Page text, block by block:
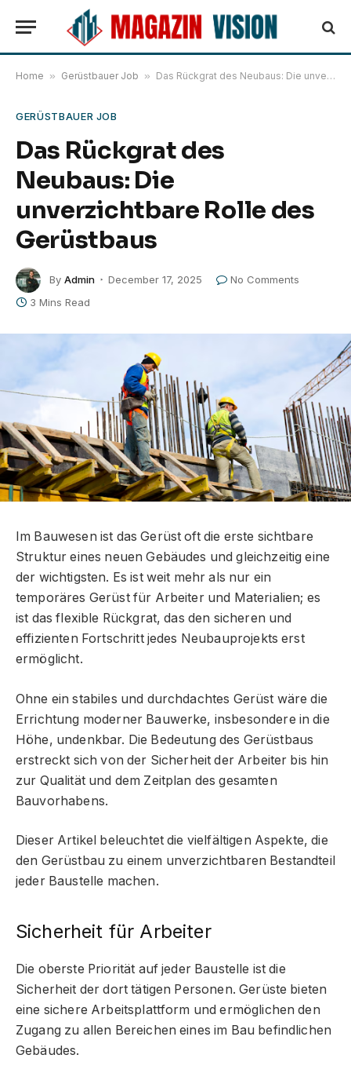
Home » Gerüstbauer Job » Das Rückgrat des Neubaus: Die unverzichtbare Rolle des Gerüstbaus
GERÜSTBAUER JOB
Das Rückgrat des
Neubaus: Die
unverzichtbare Rolle des
Gerüstbaus
By Admin December 17, 2025
No Comments
3 Mins Read
Im Bauwesen ist das Gerüst oft die erste sichtbare
Struktur eines neuen Gebäudes und gleichzeitig eine
der wichtigsten. Es ist weit mehr als nur ein
temporäres Gerüst für Arbeiter und Materialien; es
ist das flexible Rückgrat, das den sicheren und
effizienten Fortschritt jedes Neubauprojekts erst
ermöglicht.
Ohne ein stabiles und durchdachtes Gerüst wäre die
Errichtung moderner Bauwerke, insbesondere in die
Höhe, undenkbar. Die Bedeutung des Gerüstbaus
erstreckt sich von der Sicherheit der Arbeiter bis hin
zur Qualität und dem Zeitplan des gesamten
Bauvorhabens.
Dieser Artikel beleuchtet die vielfältigen Aspekte, die
den Gerüstbau zu einem unverzichtbaren Bestandteil
jeder Baustelle machen.
Sicherheit für Arbeiter
Die oberste Priorität auf jeder Baustelle ist die
Sicherheit der dort tätigen Personen. Gerüste bieten
eine sichere Arbeitsplattform und ermöglichen den
Zugang zu allen Bereichen eines im Bau befindlichen
Gebäudes.